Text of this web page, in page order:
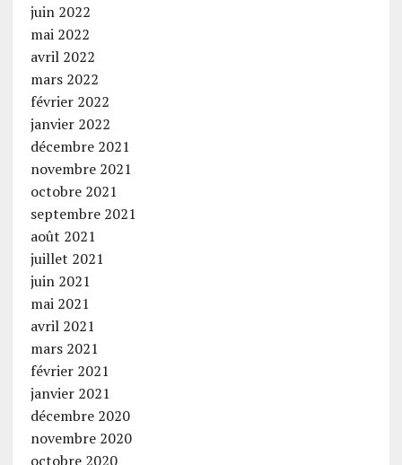
juin 2022
mai 2022
avril 2022
mars 2022
février 2022
janvier 2022
décembre 2021
novembre 2021
octobre 2021
septembre 2021
août 2021
juillet 2021
juin 2021
mai 2021
avril 2021
mars 2021
février 2021
janvier 2021
décembre 2020
novembre 2020
octobre 2020